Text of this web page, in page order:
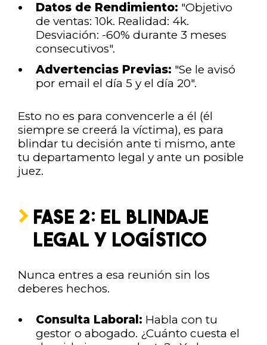
Datos de Rendimiento: "Objetivo
de ventas: 10k. Realidad: 4k.
Desviación: -60% durante 3 meses
consecutivos".
Advertencias Previas: "Se le avisó
por email el día 5 y el día 20".
Esto no es para convencerle a él (él
siempre se creerá la víctima), es para
blindar tu decisión ante ti mismo, ante
tu departamento legal y ante un posible
juez.
FASE 2: EL BLINDAJE
LEGAL Y LOGÍSTICO
Nunca entres a esa reunión sin los
deberes hechos.
Consulta Laboral: Habla con tu
gestor o abogado. ¿Cuánto cuesta el